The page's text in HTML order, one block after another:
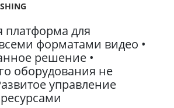
платформа для
форматами видео •
решение •
оборудования не
управление